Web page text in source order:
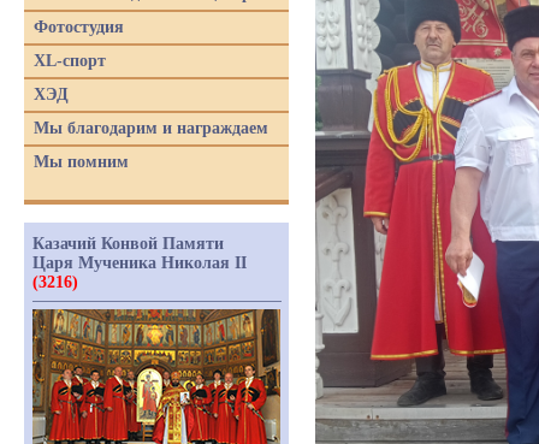
Фотостудия
XL-спорт
ХЭД
Мы благодарим и награждаем
Мы помним
Казачий Конвой Памяти
Царя Мученика Николая II
(3216)